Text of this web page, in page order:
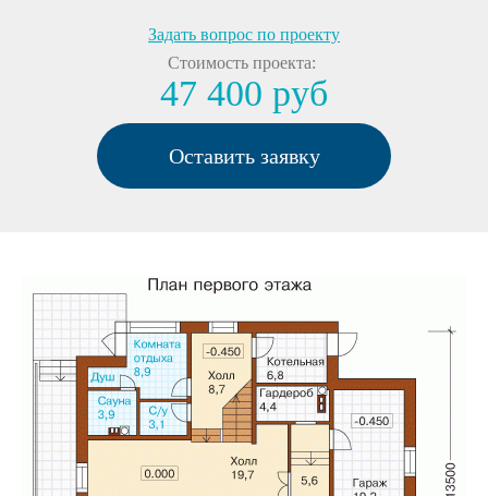
Задать вопрос по проекту
Стоимость проекта:
47 400 руб
Оставить заявку